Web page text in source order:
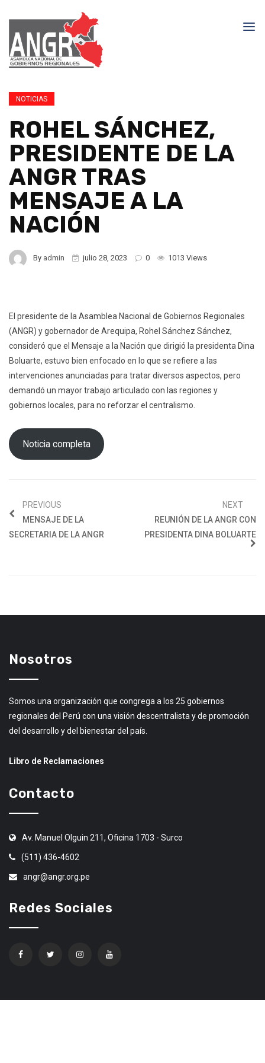
NOTICIAS
ROHEL SÁNCHEZ,
PRESIDENTE DE LA
ANGR TRAS
MENSAJE A LA
NACIÓN
By admin julio 28, 2023 0 1013 Views
El presidente de la Asamblea Nacional de Gobiernos Regionales
(ANGR) y gobernador de Arequipa, Rohel Sánchez Sánchez,
consideró que el Mensaje a la Nación que dirigió la presidenta Dina
Boluarte, estuvo bien enfocado en lo que se refiere a las
intervenciones anunciadas para tratar diversos aspectos, pero
demandó un mayor trabajo articulado con las regiones y
gobiernos locales, para no reforzar el centralismo.
Noticia completa
PREVIOUS
MENSAJE DE LA
SECRETARIA DE LA ANGR
NEXT
REUNIÓN DE LA ANGR CON
PRESIDENTA DINA BOLUARTE
Nosotros
Somos una organización que congrega a los 25 gobiernos
regionales del Perú con una visión descentralista y de promoción
del desarrollo y del bienestar del país.
Libro de Reclamaciones
Contacto
Av. Manuel Olguin 211, Oficina 1703 - Surco
(511) 436-4602
angr@angr.org.pe
Redes Sociales